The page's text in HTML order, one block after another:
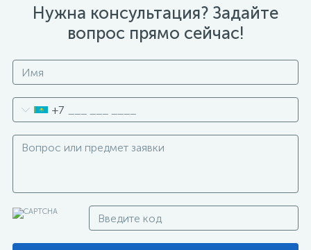
Нужна консультация? Задайте
вопрос прямо сейчас!
+7